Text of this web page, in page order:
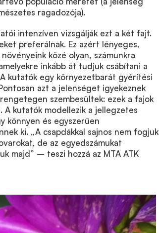
ragadozója).
intenzíven vizsgálják ezt a két fajt.
preferálnak. Ez azért lényeges,
közé olyan, számunkra
inkább át tudjuk csábítani a
kutatók egy környezetbarát gyérítési
azt a jelenséget igyekeznek
szembesültek: ezek a fajok
A kutatók modellezik a jellegzetes
könnyen és egyszerűen
ki. „A csapdákkal sajnos nem fogjuk
de az egyedszámukat
majd” – teszi hozzá az MTA ATK